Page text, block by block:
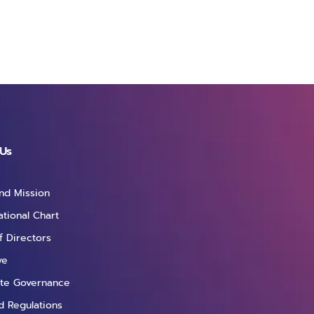
Mission
Chart
Directors
Governance
Regulations